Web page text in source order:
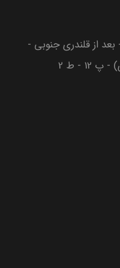
از قلندری جنوبی -
- ط 2